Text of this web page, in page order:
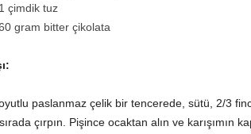
1 çimdik tuz
gram bitter çikolata
paslanmaz çelik bir tencerede, sütü, 2/3
çırpın. Pişince ocaktan alın ve karışımın